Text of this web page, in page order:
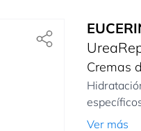
Cremas
Ver más